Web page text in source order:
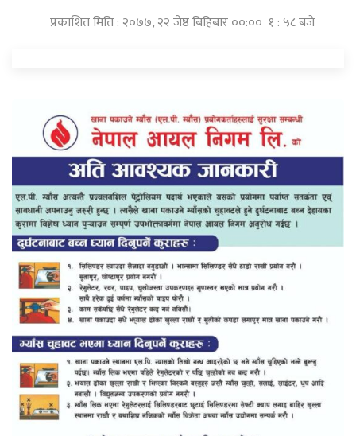
प्रकाशित मिति : २०७७, २२ जेष्ठ बिहिबार ००:०० १ : ५८ बजे